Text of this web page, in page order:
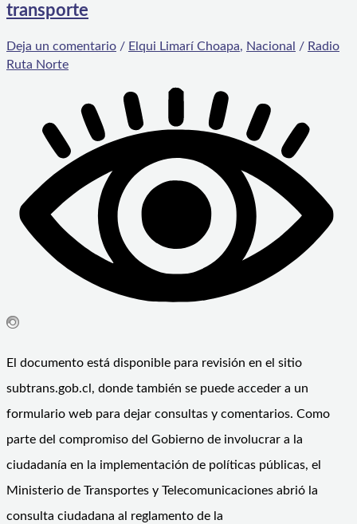
transporte
Deja un comentario / Elqui Limarí Choapa, Nacional / Radio
Ruta Norte
El documento está disponible para revisión en el sitio
subtrans.gob.cl, donde también se puede acceder a un
formulario web para dejar consultas y comentarios. Como
parte del compromiso del Gobierno de involucrar a la
ciudadanía en la implementación de políticas públicas, el
Ministerio de Transportes y Telecomunicaciones abrió la
consulta ciudadana al reglamento de la